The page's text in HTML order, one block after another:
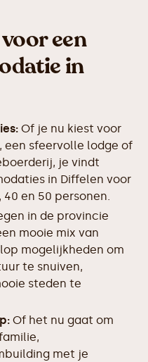
een
in
Of je nu kiest voor
een sfeervolle lodge of
je vindt
in Diffelen voor
40 en 50 personen.
in de provincie
mooie mix van
mogelijkheden om
te snuiven,
steden te
Of het nu gaat om
met je